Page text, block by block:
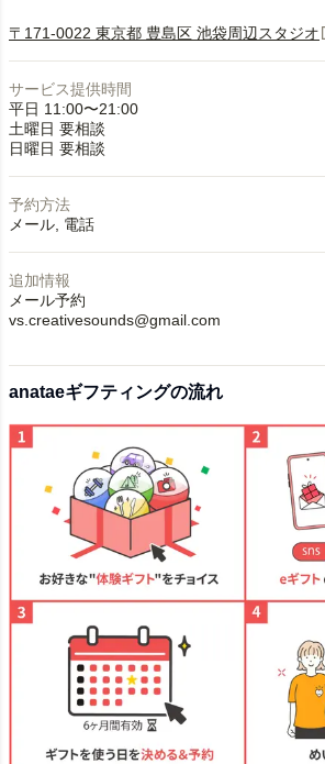
〒171-0022 東京都 豊島区 池袋周辺スタジオ
サービス提供時間
平日 11:00〜21:00
土曜日 要相談
日曜日 要相談
予約方法
メール 電話
追加情報
メール予約
vs.creativesounds@gmail.com
anataeギフティングの流れ